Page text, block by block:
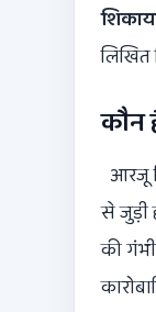
लिखित
कौन
आरजू
से जुड़ी
की